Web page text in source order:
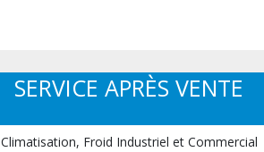
SERVICE APRÈS VENTE
Climatisation, Froid Industriel et Commercial